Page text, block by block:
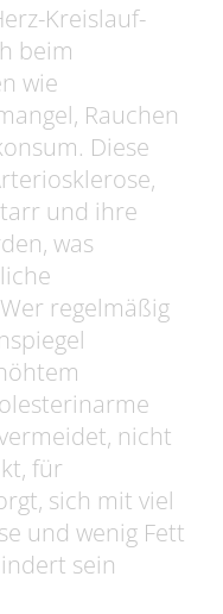
Kreislauf-
beim
wie
Rauchen
Diese
und ihre
was
regelmäßig
nicht
für
sich mit viel
und wenig Fett
sein